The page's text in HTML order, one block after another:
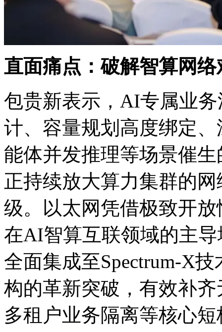
直面痛点：破解智算网
包贵新表示，AI专属
计、容量规划高度绑定
能体并发推理等场景催生
正持续放大算力集群的网
级。以太网凭借极致开放
在AI智算互联领域的主
全面集成至Spectrum-X
构的革新突破，有效补齐
多租户业务隔离等核心短